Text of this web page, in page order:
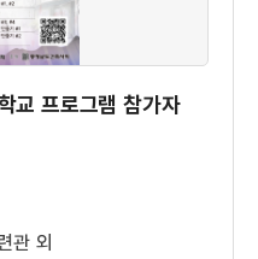
교 프로그램 참가자
관 외